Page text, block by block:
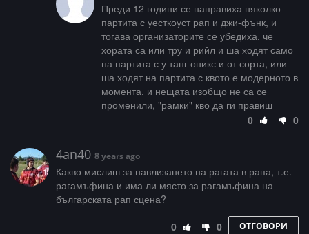
Преди 12 години се направиха няколко
партита с уесткоуст рап и джи-фънк, и
тогава организаторите се убедиха, че
хората са или тру и рийл и ша ходят само
на партита с у танг оникс и от сорта, или
ша ходят на партита с квото е модерното в
момента, и нещата изобщо не са се
променили, "рамки" кво да ги правиш
0
0
4an40 8 years ago
Какво мислиш за навлизането на рагата в рапа, т.е.
рагамъфина и има ли място за рагамъфина на
българската рап сцена?
0 0 ОТГОВОРИ